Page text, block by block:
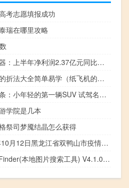
考志愿填报成功
瑞在哪里攻略
小熊电器：上半年净利润2.37亿元同比增长59.66%
纸飞机的折法大全简单易学（纸飞机的折法大全图解）
车评头条：小年轻的第一辆SUV 试驾名爵ZS工程样车
学院是几本
祭司梦魇结晶怎么获得
2023年10月12日黑龙江省双鸭山市疫情大数据-今日/今天疫情全网搜索最新实时消息动态情况通知播报
Photo Finder(本地图片搜索工具) V4.1.0.5 官方版（Photo Finder(本地图片搜索工具) V4.1.0.5 官方版功能简介）